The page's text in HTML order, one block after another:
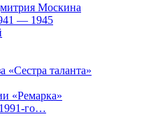
Москина
— 1945
«Сестра таланта»
«Ремарка»
го…